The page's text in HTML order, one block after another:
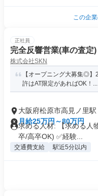
この企
正社員
完全反響営業(車の査定)
株式会社SKN
【オープニング大募集◎
許はAT限定があればOK！...
大阪府松原市高見ノ里駅
月給25万円～80万円
求める人材: 【求める人
卒/高卒OK) ✅経験...
交通費支給 駅近5分以内